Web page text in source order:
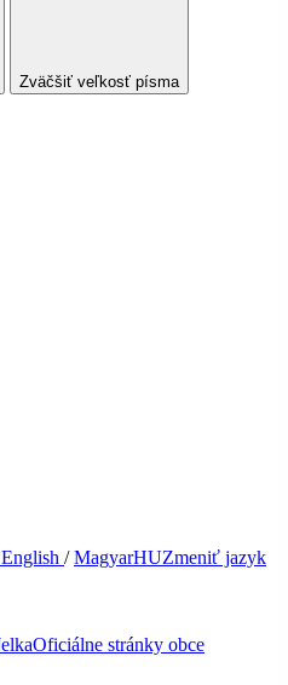
Zväčšiť veľkosť písma
/MagyarHUZmeniť jazyk
Oficiálne stránky obce